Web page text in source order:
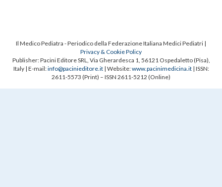
Il Medico Pediatra - Periodico della Federazione Italiana Medici Pediatri |
Privacy & Cookie Policy
Publisher: Pacini Editore SRL, Via Gherardesca 1, 56121 Ospedaletto (Pisa),
Italy | E-mail:info@pacinieditore.it| Website:www.pacinimedicina.it| ISSN:
2611-5573 (Print) – ISSN 2611-5212 (Online)